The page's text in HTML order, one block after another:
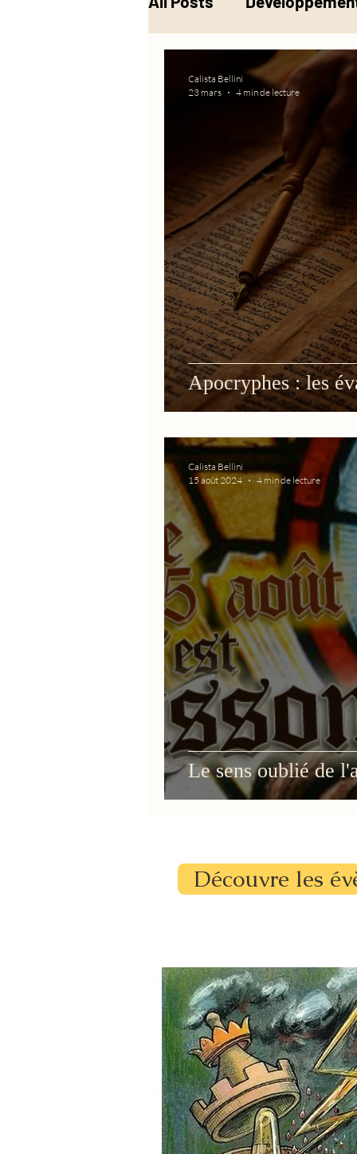
Alchimie
Apocryphes : les
Calista Bellini
23 mars
4 min de lecture
Le sens oublié de
Calista Bellini
15 août 2024
4 min de lecture
Découvre les